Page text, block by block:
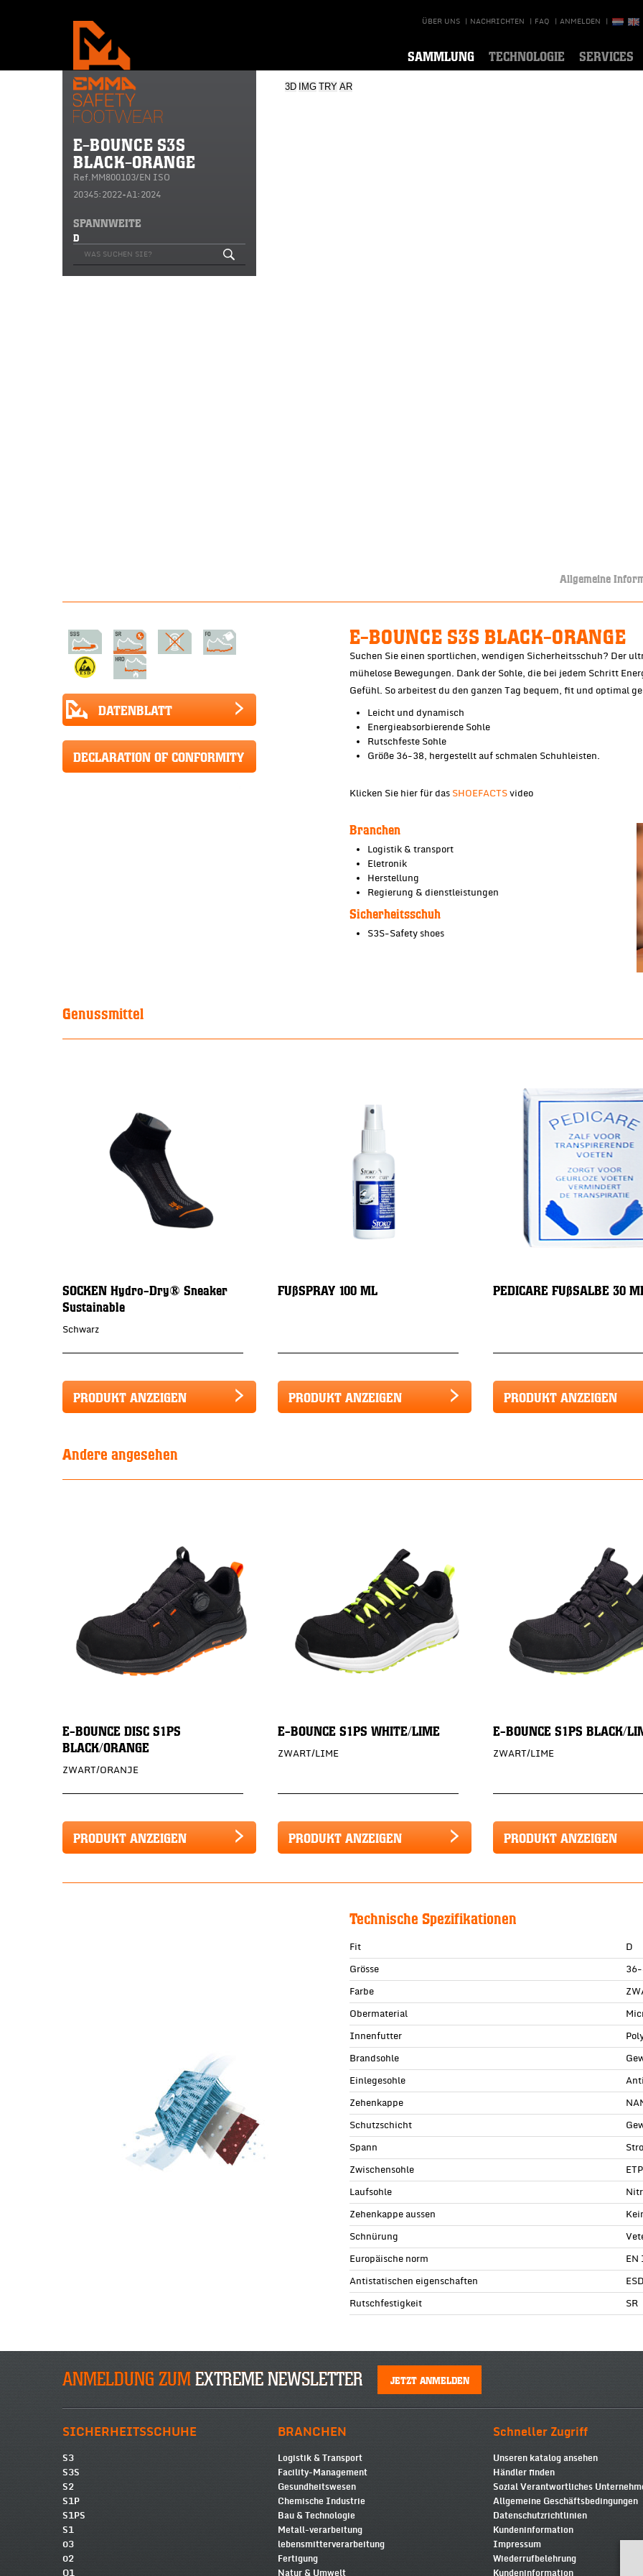
ÜBER UNS | NACHRICHTEN | FAQ | ANMELDEN |
SAMMLUNG TECHNOLOGIE SERVICES
E-BOUNCE S3S
BLACK-ORANGE
Ref.MM800103/EN ISO
20345:2022+A1:2024
SPANNWEITE
D
3D IMG TRY AR
Allgemeine
DATENBLATT
DECLARATION OF CONFORMITY
E-BOUNCE S3S BLACK-ORANGE
Suchen Sie einen sportlichen, wendigen Sicherheitsschuh? Der
mühelose Bewegungen. Dank der Sohle, die bei jedem Schritt
Gefühl. So arbeitest du den ganzen Tag bequem, fit und optimal
Leicht und dynamisch
Energieabsorbierende Sohle
Rutschfeste Sohle
Größe 36-38, hergestellt auf schmalen Schuhleisten.
Klicken Sie hier für das SHOEFACTSvideo
Branchen
Logistik & transport
Eletronik
Herstellung
Regierung & dienstleistungen
Sicherheitsschuh
S3S-Safety shoes
Genussmittel
SOCKEN Hydro-Dry® Sneaker
Sustainable
Schwarz
PRODUKT ANZEIGEN
FUßSPRAY 100 ML
PRODUKT ANZEIGEN
PEDICARE FUßSALBE 30
PRODUKT ANZEIGEN
Andere angesehen
E-BOUNCE DISC S1PS
BLACK/ORANGE
ZWART/ORANJE
PRODUKT ANZEIGEN
E-BOUNCE S1PS WHITE/LIME
ZWART/LIME
PRODUKT ANZEIGEN
E-BOUNCE S1PS BLACK/
ZWART/LIME
PRODUKT ANZEIGEN
Technische Spezifikationen
Fit
D
Grösse
Farbe
Obermaterial
Innenfutter
Brandsohle
Einlegesohle
Zehenkappe
Schutzschicht
Spann
Zwischensohle
Laufsohle
Zehenkappe aussen
Schnürung
Europäische norm
EN
Antistatischen eigenschaften
Rutschfestigkeit
SR
ANMELDUNG ZUMEXTREME NEWSLETTER JETZT ANMELDEN
SICHERHEITSSCHUHE
S3
S3S
S2
S1P
S1PS
S1
03
02
O1
BRANCHEN
Logistik & Transport
Facility-Management
Gesundheitswesen
Chemische Industrie
Bau & Technologie
Metall-verarbeitung
lebensmitterverarbeitung
Fertigung
Natur & Umwelt
Schneller Zugriff
Unseren katalog ansehen
Händler finden
Sozial Verantwortliches
Allgemeine Geschäftsbedingungen
Datenschutzrichtlinien
Kundeninformation
Impressum
Wiederrufbelehrung
Kundeninformation